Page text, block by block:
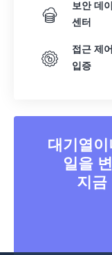
보안 데
센터
접근 제
입증
대기열
일을
지금